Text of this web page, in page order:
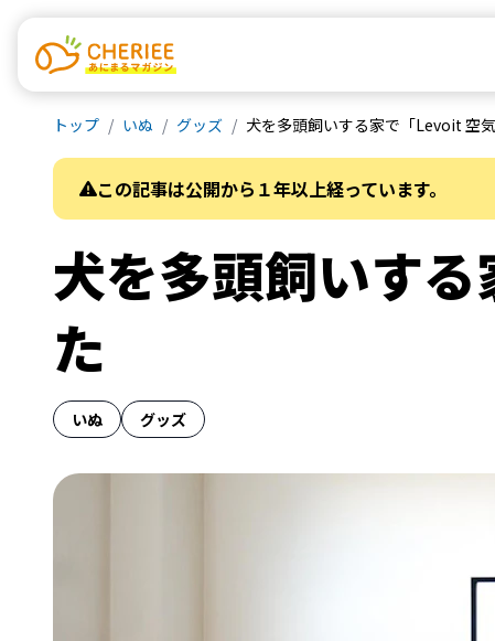
トップ いぬ グッズ 犬を多頭飼いする家で「Levoit 空
この記事は公開から１年以上経っています。
犬を多頭飼いす
た
いぬ グッズ